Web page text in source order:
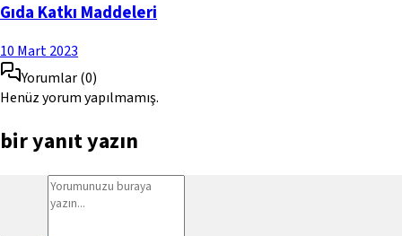
Gıda Katkı Maddeleri
10 Mart 2023
Yorumlar(0)
Henüz yorum yapılmamış.
bir yanıt yazın